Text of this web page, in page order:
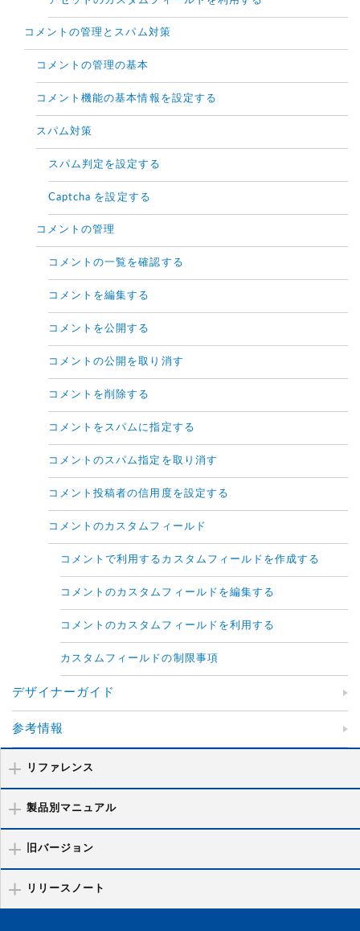
コメントの管理とスパム対策
コメントの管理の基本
コメント機能の基本情報を設定する
スパム対策
スパム判定を設定する
Captcha を設定する
コメントの管理
コメントの一覧を確認する
コメントを編集する
コメントを公開する
コメントの公開を取り消す
コメントを削除する
コメントをスパムに指定する
コメントのスパム指定を取り消す
コメント投稿者の信用度を設定する
コメントのカスタムフィールド
コメントで利用するカスタムフィールドを作成する
コメントのカスタムフィールドを編集する
コメントのカスタムフィールドを利用する
カスタムフィールドの制限事項
デザイナーガイド
参考情報
リファレンス
製品別マニュアル
旧バージョン
リリースノート